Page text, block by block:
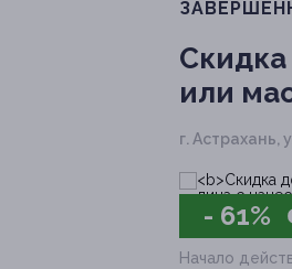
Скидка
или
г. Астрахань,
- 61%
Начало